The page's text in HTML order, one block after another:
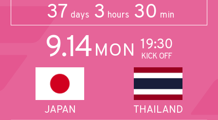
37 days 3 hours 30 min
9.14 MON 19:30
KICK OFF
JAPAN THAILAND